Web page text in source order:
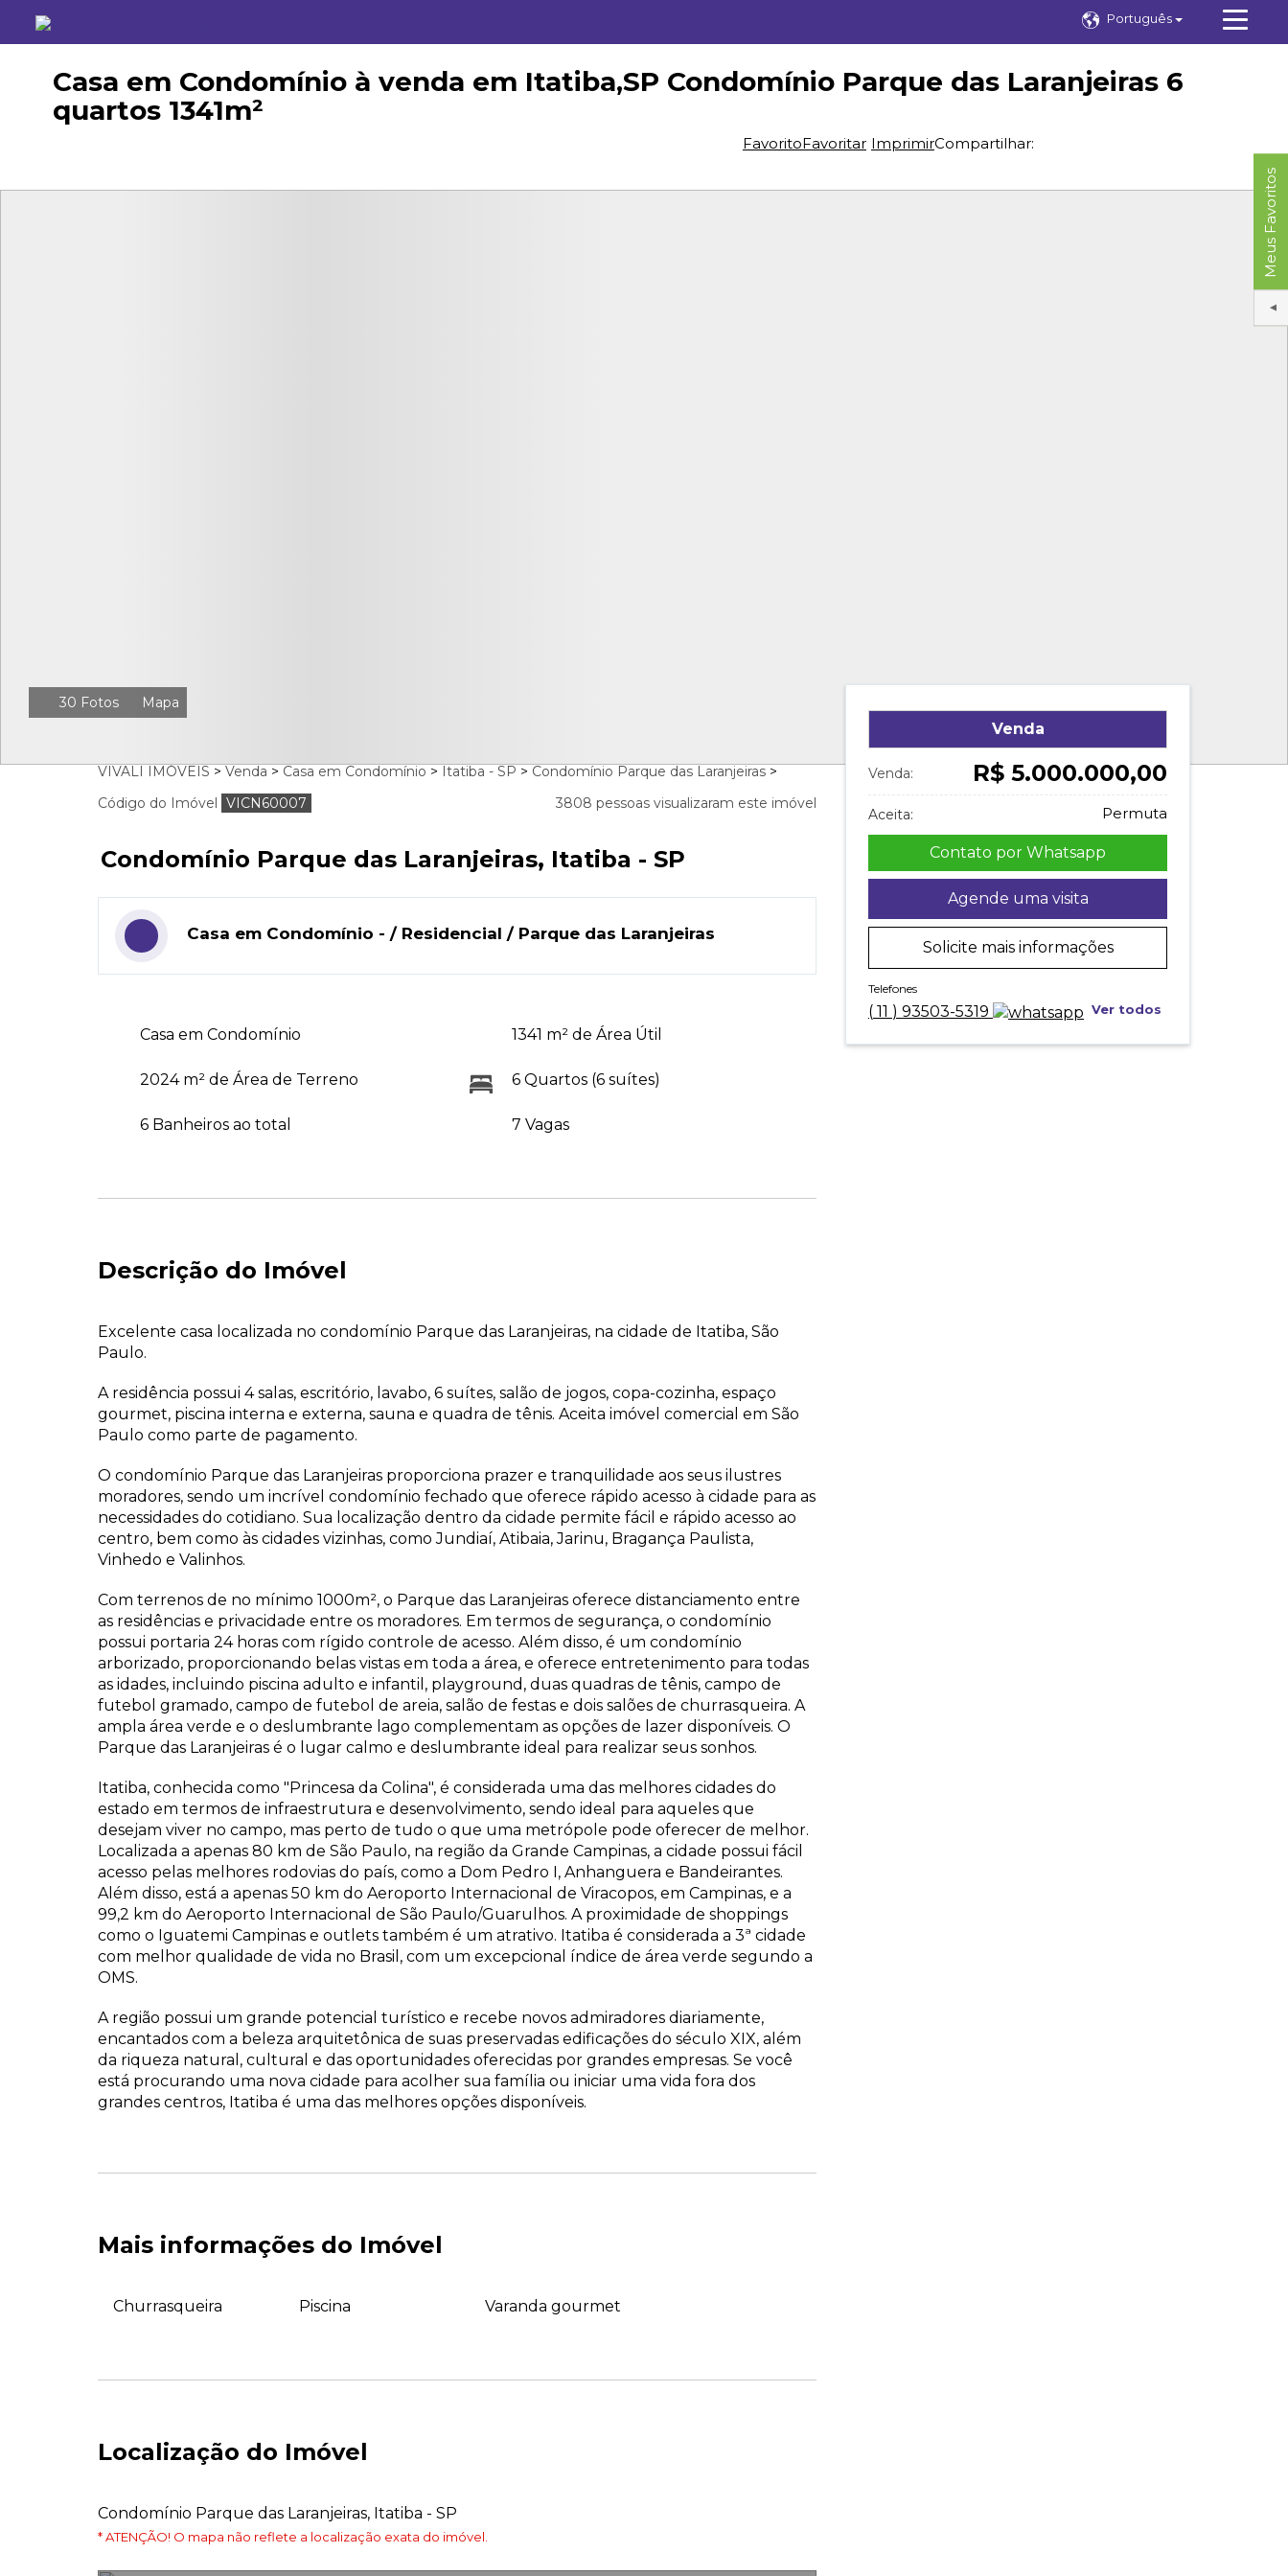
Português
Casa em Condomínio à venda em Itatiba,SP Condomínio Parque das Laranjeiras 6
quartos 1341m²
FavoritoFavoritar ImprimirCompartilhar:
30 Fotos Mapa
VIVALI IMÓVEIS > Venda > Casa em Condomínio > Itatiba - SP > Condomínio Parque das Laranjeiras >
Código do Imóvel VICN60007 3808 pessoas visualizaram este imóvel
Condomínio Parque das Laranjeiras, Itatiba - SP
Casa em Condomínio - / Residencial / Parque das Laranjeiras
Casa em Condomínio 1341 m² de Área Útil
2024 m² de Área de Terreno 6 Quartos (6 suítes)
6 Banheiros ao total 7 Vagas
Descrição do Imóvel
Excelente casa localizada no condomínio Parque das Laranjeiras, na cidade de Itatiba, São
Paulo.
A residência possui 4 salas, escritório, lavabo, 6 suítes, salão de jogos, copa-cozinha, espaço
gourmet, piscina interna e externa, sauna e quadra de tênis. Aceita imóvel comercial em São
Paulo como parte de pagamento.
O condomínio Parque das Laranjeiras proporciona prazer e tranquilidade aos seus ilustres
moradores, sendo um incrível condomínio fechado que oferece rápido acesso à cidade para as
necessidades do cotidiano. Sua localização dentro da cidade permite fácil e rápido acesso ao
centro, bem como às cidades vizinhas, como Jundiaí, Atibaia, Jarinu, Bragança Paulista,
Vinhedo e Valinhos.
Com terrenos de no mínimo 1000m², o Parque das Laranjeiras oferece distanciamento entre
as residências e privacidade entre os moradores. Em termos de segurança, o condomínio
possui portaria 24 horas com rígido controle de acesso. Além disso, é um condomínio
arborizado, proporcionando belas vistas em toda a área, e oferece entretenimento para todas
as idades, incluindo piscina adulto e infantil, playground, duas quadras de tênis, campo de
futebol gramado, campo de futebol de areia, salão de festas e dois salões de churrasqueira. A
ampla área verde e o deslumbrante lago complementam as opções de lazer disponíveis. O
Parque das Laranjeiras é o lugar calmo e deslumbrante ideal para realizar seus sonhos.
Itatiba, conhecida como "Princesa da Colina", é considerada uma das melhores cidades do
estado em termos de infraestrutura e desenvolvimento, sendo ideal para aqueles que
desejam viver no campo, mas perto de tudo o que uma metrópole pode oferecer de melhor.
Localizada a apenas 80 km de São Paulo, na região da Grande Campinas, a cidade possui fácil
acesso pelas melhores rodovias do país, como a Dom Pedro I, Anhanguera e Bandeirantes.
Além disso, está a apenas 50 km do Aeroporto Internacional de Viracopos, em Campinas, e a
99,2 km do Aeroporto Internacional de São Paulo/Guarulhos. A proximidade de shoppings
como o Iguatemi Campinas e outlets também é um atrativo. Itatiba é considerada a 3ª cidade
com melhor qualidade de vida no Brasil, com um excepcional índice de área verde segundo a
OMS.
A região possui um grande potencial turístico e recebe novos admiradores diariamente,
encantados com a beleza arquitetônica de suas preservadas edificações do século XIX, além
da riqueza natural, cultural e das oportunidades oferecidas por grandes empresas. Se você
está procurando uma nova cidade para acolher sua família ou iniciar uma vida fora dos
grandes centros, Itatiba é uma das melhores opções disponíveis.
Mais informações do Imóvel
Churrasqueira Piscina Varanda gourmet
Localização do Imóvel
Condomínio Parque das Laranjeiras, Itatiba - SP
* ATENÇÃO! O mapa não reflete a localização exata do imóvel.
Venda
Venda: R$ 5.000.000,00
Aceita: Permuta
Contato por Whatsapp
Agende uma visita
Solicite mais informações
Telefones
( 11 ) 93503-5319 Ver todos
Meus Favoritos